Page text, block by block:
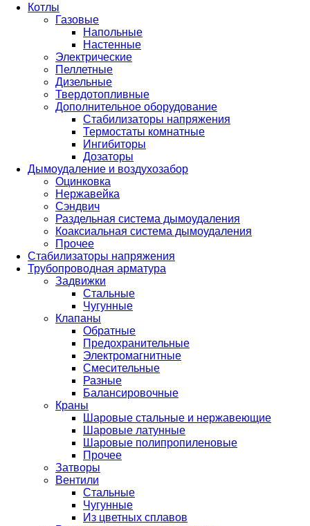
Котлы
Газовые
Напольные
Настенные
Электрические
Пеллетные
Дизельные
Твердотопливные
Дополнительное оборудование
Стабилизаторы напряжения
Термостаты комнатные
Ингибиторы
Дозаторы
Дымоудаление и воздухозабор
Оцинковка
Нержавейка
Сэндвич
Раздельная система дымоудаления
Коаксиальная система дымоудаления
Прочее
Стабилизаторы напряжения
Трубопроводная арматура
Задвижки
Стальные
Чугунные
Клапаны
Обратные
Предохранительные
Электромагнитные
Смесительные
Разные
Балансировочные
Краны
Шаровые стальные и нержавеющие
Шаровые латунные
Шаровые полипропиленовые
Прочее
Затворы
Вентили
Стальные
Чугунные
Из цветных сплавов